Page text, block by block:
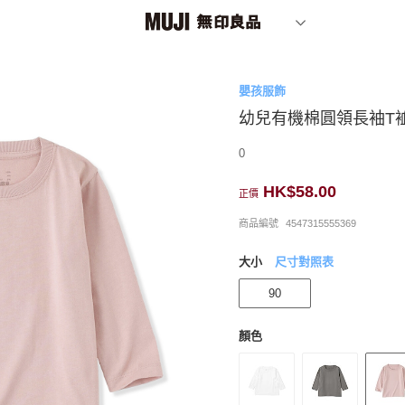
嬰孩服飾
幼兒有機棉圓領長袖T
0
正價 HK$58.00
商品編號 4547315555369
大小 尺寸對照表
90
顏色